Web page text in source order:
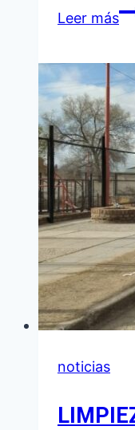
Leer más
noticias